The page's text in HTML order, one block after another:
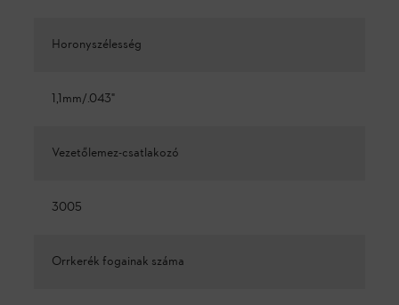
Horonyszélesség
1,1mm/.043"
Vezetőlemez-csatlakozó
3005
Orrkerék fogainak száma